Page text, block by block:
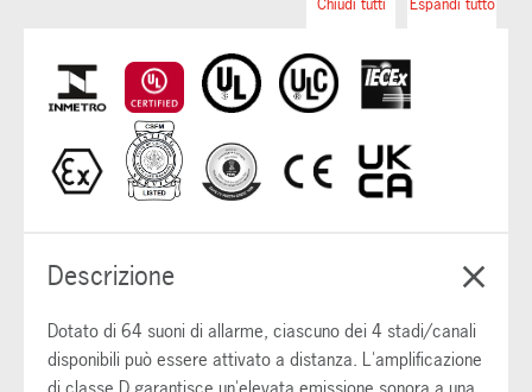
Espandi tutto
Chiudi tutti
Descrizione
Dotato di 64 suoni di allarme, ciascuno dei 4 stadi/canali
disponibili può essere attivato a distanza. L'amplificazione